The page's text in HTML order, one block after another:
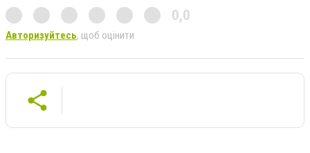
0,0
Авторизуйтесь, щоб оцінити